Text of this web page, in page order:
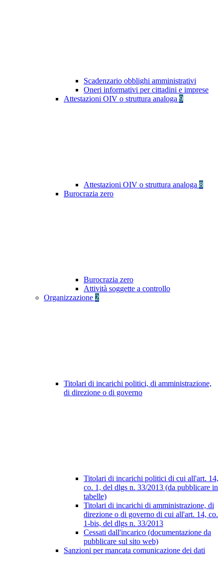
Scadenzario obblighi amministrativi
Oneri informativi per cittadini e imprese
Attestazioni OIV o struttura analoga 9
Attestazioni OIV o struttura analoga 8
Burocrazia zero
Burocrazia zero
Attività soggette a controllo
Organizzazione 2
Titolari di incarichi politici, di amministrazione,
di direzione o di governo
Titolari di incarichi politici di cui all'art. 14,
co. 1, del dlgs n. 33/2013 (da pubblicare in
tabelle)
Titolari di incarichi di amministrazione, di
direzione o di governo di cui all'art. 14, co.
1-bis, del dlgs n. 33/2013
Cessati dall'incarico (documentazione da
pubblicare sul sito web)
Sanzioni per mancata comunicazione dei dati